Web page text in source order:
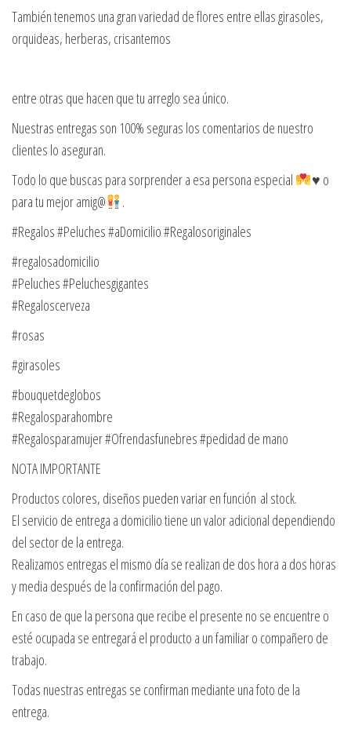
También tenemos una gran variedad de flores entre ellas girasoles,
orquideas, herberas, crisantemos
entre otras que hacen que tu arreglo sea único.
Nuestras entregas son 100% seguras los comentarios de nuestro
clientes lo aseguran.
Todo lo que buscas para sorprender a esa persona especial
♥️ o
para tu mejor amig@
.
#Regalos #Peluches #aDomicilio #Regalosoriginales
#regalosadomicilio
#Peluches #Peluchesgigantes
#Regaloscerveza
#rosas
#girasoles
#bouquetdeglobos
#Regalosparahombre
#Regalosparamujer #Ofrendasfunebres #pedidad de mano
NOTA IMPORTANTE
Productos colores, diseños pueden variar en función al stock.
El servicio de entrega a domicilio tiene un valor adicional dependiendo
del sector de la entrega.
Realizamos entregas el mismo día se realizan de dos hora a dos horas
y media después de la confirmación del pago.
En caso de que la persona que recibe el presente no se encuentre o
esté ocupada se entregará el producto a un familiar o compañero de
trabajo.
Todas nuestras entregas se confirman mediante una foto de la
entrega.